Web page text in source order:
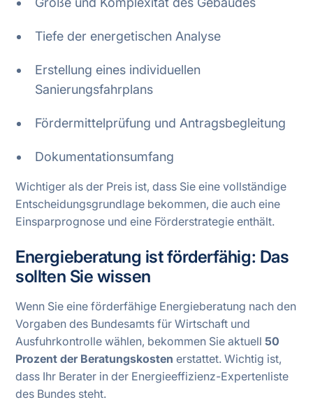
Tiefe der energetischen Analyse
Erstellung eines individuellen
Sanierungsfahrplans
Fördermittelprüfung und Antragsbegleitung
Dokumentationsumfang
Wichtiger als der Preis ist, dass Sie eine vollständige
Entscheidungsgrundlage bekommen, die auch eine
Einsparprognose und eine Förderstrategie enthält.
Energieberatung ist förderfähig: Das
sollten Sie wissen
Wenn Sie eine förderfähige Energieberatung nach den
Vorgaben des Bundesamts für Wirtschaft und
Ausfuhrkontrolle wählen, bekommen Sie aktuell50
Prozent der Beratungskosten erstattet. Wichtig ist,
dass Ihr Berater in der Energieeffizienz-Expertenliste
des Bundes steht.